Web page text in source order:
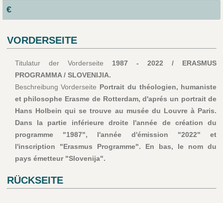
€
VORDERSEITE
Titulatur der Vorderseite 1987 - 2022 / ERASMUS
PROGRAMMA / SLOVENIJIA.
Beschreibung Vorderseite Portrait du théologien, humaniste
et philosophe Erasme de Rotterdam, d'aprés un portrait de
Hans Holbein qui se trouve au musée du Louvre à Paris.
Dans la partie inférieure droite l'année de création du
programme "1987", l'année d'émission "2022" et
l'inscription "Erasmus Programme". En bas, le nom du
pays émetteur "Slovenija".
RÜCKSEITE